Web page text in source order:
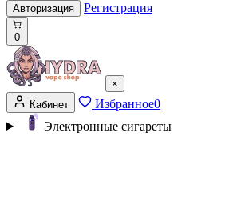
Авторизация Регистрация
0
×
Кабинет
Избранное0
Электронные сигареты